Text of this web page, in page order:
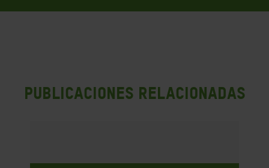
PUBLICACIONES RELACIONADAS